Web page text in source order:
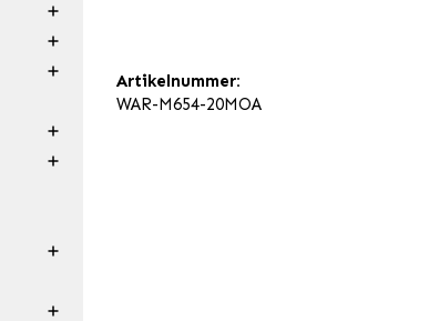
Artikelnummer:
WAR-M654-20MOA